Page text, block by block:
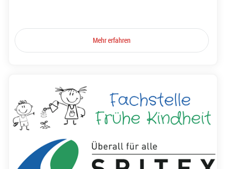
Mehr erfahren